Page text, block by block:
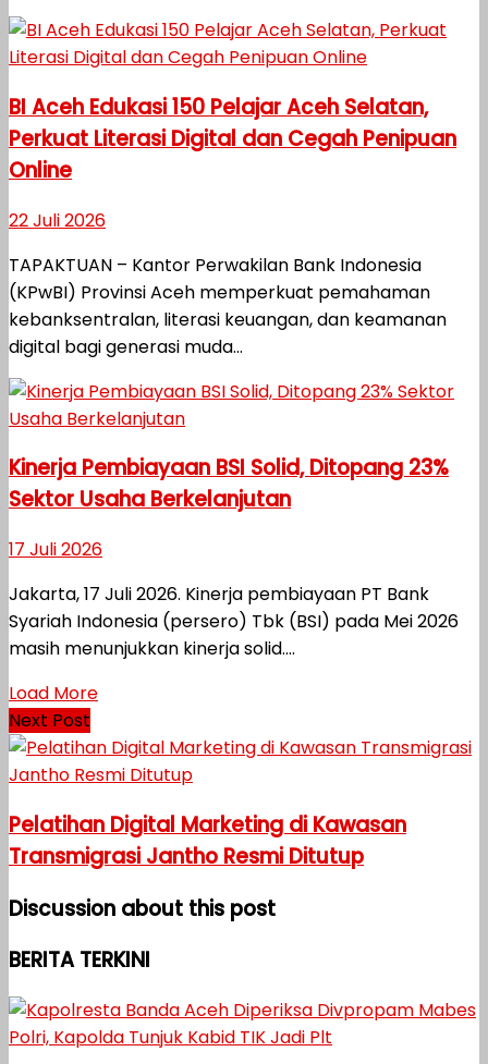
BI Aceh Edukasi 150 Pelajar Aceh Selatan,
Perkuat Literasi Digital dan Cegah Penipuan
Online
22 Juli 2026
TAPAKTUAN – Kantor Perwakilan Bank Indonesia
(KPwBI) Provinsi Aceh memperkuat pemahaman
kebanksentralan, literasi keuangan, dan keamanan
digital bagi generasi muda...
Kinerja Pembiayaan BSI Solid, Ditopang 23%
Sektor Usaha Berkelanjutan
17 Juli 2026
Jakarta, 17 Juli 2026. Kinerja pembiayaan PT Bank
Syariah Indonesia (persero) Tbk (BSI) pada Mei 2026
masih menunjukkan kinerja solid....
Load More
Next Post
Pelatihan Digital Marketing di Kawasan
Transmigrasi Jantho Resmi Ditutup
Discussion about this post
BERITA TERKINI